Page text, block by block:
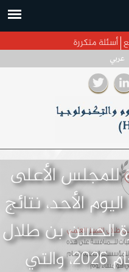
أسئلة متكررة
عربي
للمجلس الأعلى
الأحد، نتائج
الحسن بن طلال
للتميز العلمي للعام 2026، والتي